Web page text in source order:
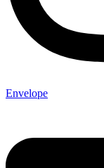
Envelope